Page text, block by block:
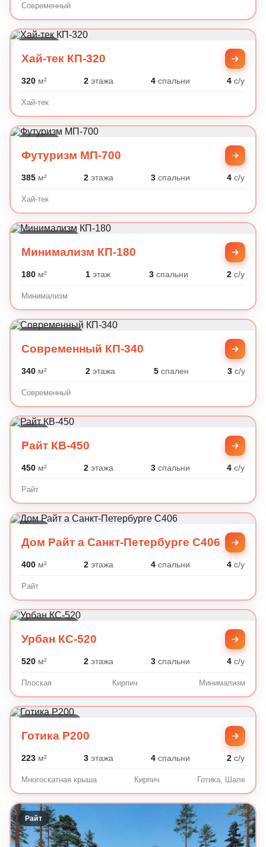
Современный
Хай-тек КП-320
320м² 2 этажа 4спальни 4 с/у
Хай-тек
Футуризм МП-700
385м² 2 этажа 3спальни 4 с/у
Хай-тек
Минимализм КП-180
180м² 1этаж 3 спальни 2 с/у
Минимализм
Современный КП-340
340м² 2этажа 5спален 3с/у
Современный
Райт КВ-450
450м² 2 этажа 3спальни 4 с/у
Райт
Дом Райт а Санкт-Петербурге C406
400м² 2 этажа 4спальни 4 с/у
Райт
Урбан КС-520
520м² 2 этажа 3спальни 4 с/у
Плоская Кирпич Минимализм
Готика P200
223м² 3 этажа 4спальни 2 с/у
Многоскатная крыша Кирпич Готика, Шале
Райт